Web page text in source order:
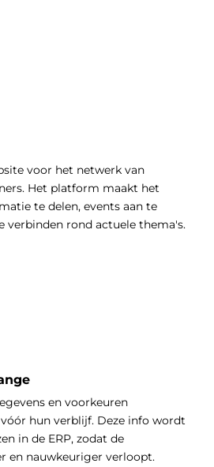
voor het netwerk van
Het platform maakt het
te delen, events aan te
verbinden rond actuele thema's.
en voorkeuren
hun verblijf. Deze info wordt
in de ERP, zodat de
en nauwkeuriger verloopt.